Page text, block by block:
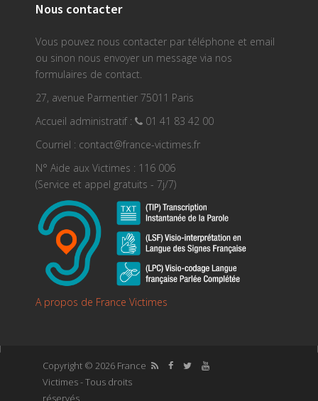
Nous contacter
Vous pouvez nous contacter par téléphone et email
ou sinon nous envoyer un message via nos
formulaires de contact.
27, avenue Parmentier 75011 Paris
Accueil administratif :
01 41 83 42 00
Courriel : contact@france-victimes.fr
N° Aide aux Victimes : 116 006
(Service et appel gratuits - 7j/7)
A propos de France Victimes
Copyright © 2026 France
Victimes - Tous droits
réservés